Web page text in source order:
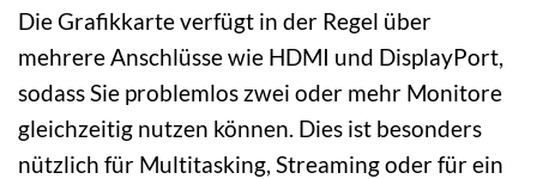
Die Grafikkarte verfügt in der Regel über
mehrere Anschlüsse wie HDMI und DisplayPort,
sodass Sie problemlos zwei oder mehr Monitore
gleichzeitig nutzen können. Dies ist besonders
nützlich für Multitasking, Streaming oder für ein